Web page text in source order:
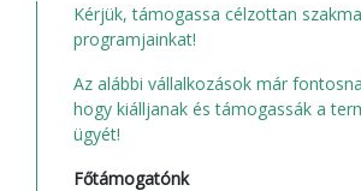
Kérjük, támogassa célzottan
programjainkat!
Az alábbi vállalkozások már
hogy kiálljanak és támogassák a
ügyét!
Főtámogatónk